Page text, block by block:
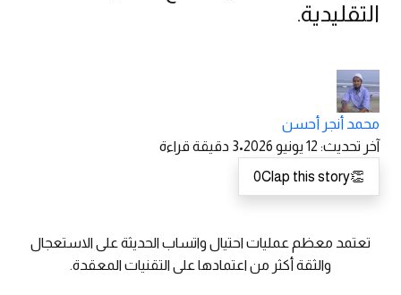
التقليدية.
محمد أنجر أحسن
آخر تحديث: 12 يونيو 2026 •
3 دقيقة قراءة
👏
0Clap this story
تعتمد معظم عمليات احتيال واتساب الحديثة على الاستعجال
والثقة أكثر من اعتمادها على التقنيات المعقدة.